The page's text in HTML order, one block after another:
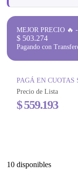
MEJOR PRECIO 🔥
$ 503.274
Pagando con
PAGÁ EN CUOTAS
Precio de Lista
$559.193
10 disponibles